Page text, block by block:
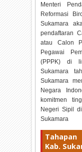
Menteri
Reformasi
Sukamara
pendaftaran
atau Calon
Pegawai
(PPPK) di
Sukamara
Sukamara
Negara
komitmen
Negeri Sipil
Sukamara
Tahapan
Kab.